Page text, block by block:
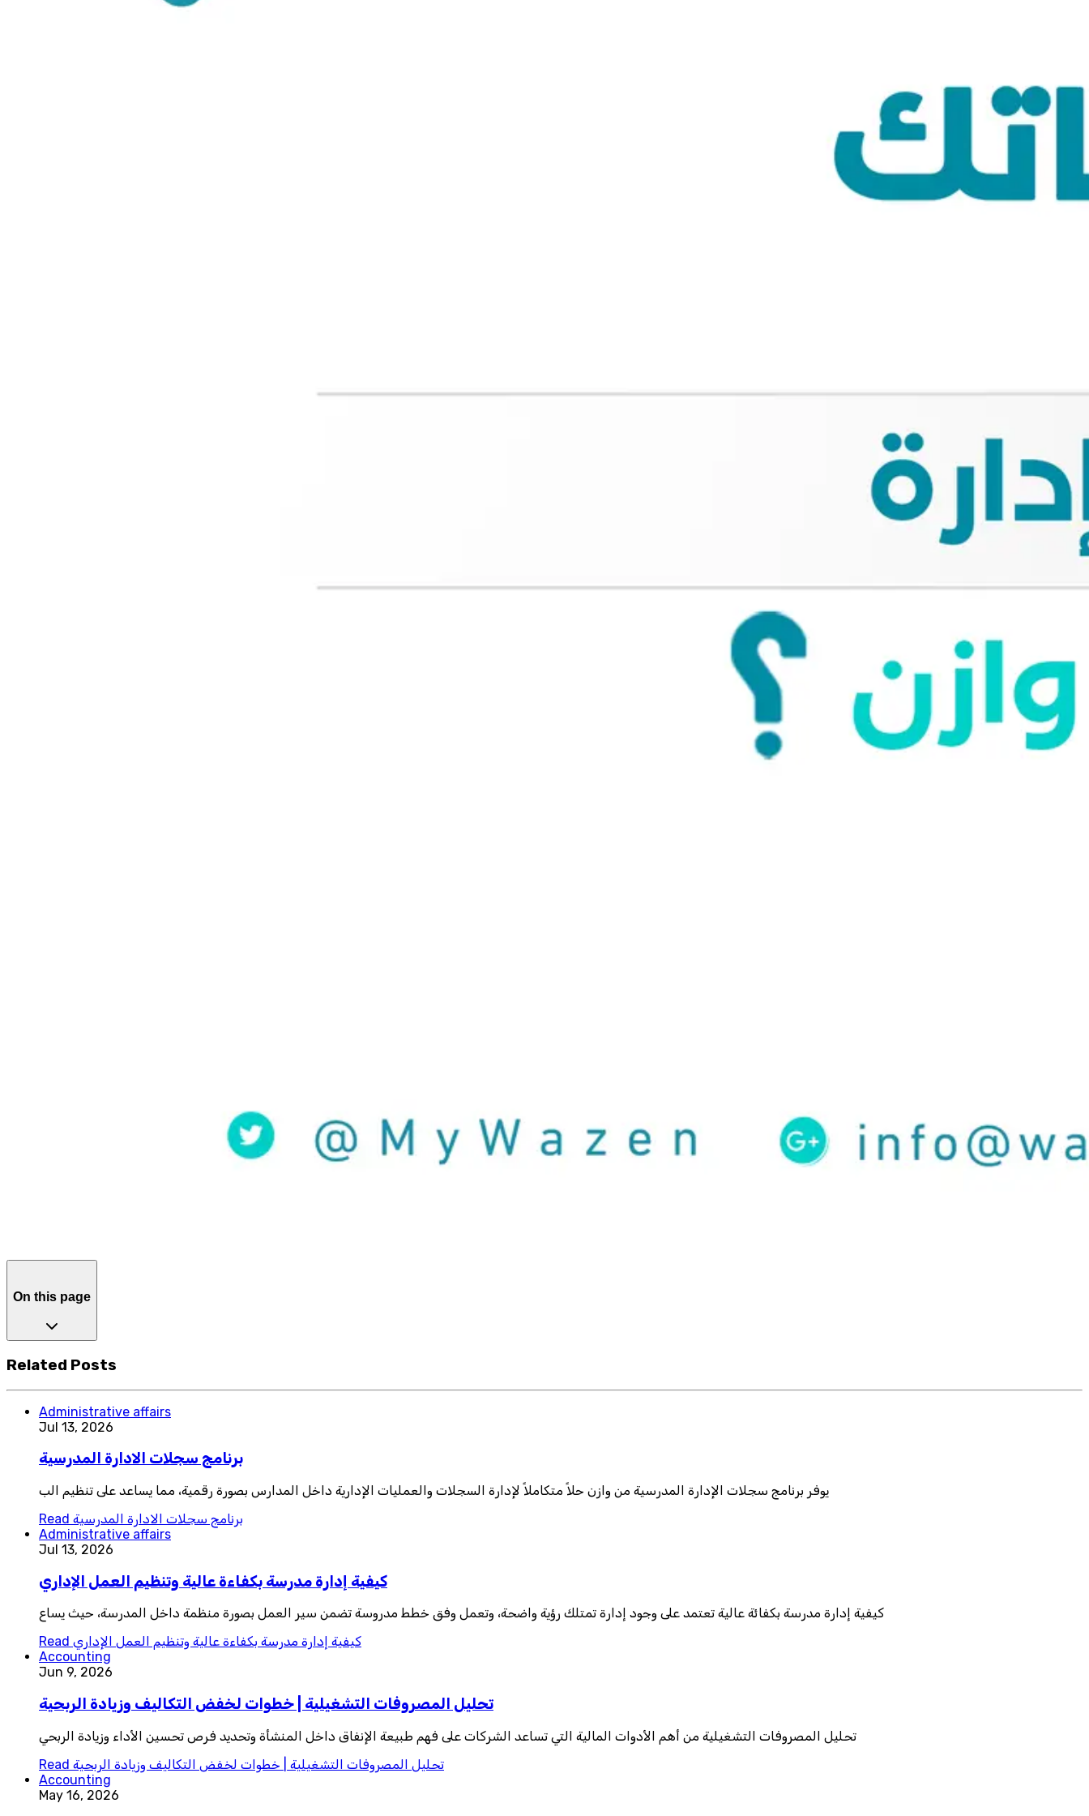
On this page
Related Posts
Administrative affairs
Jul 13, 2026
برنامج سجلات الادارة المدرسية
يوفر برنامج سجلات الإدارة المدرسية من وازن حلاً متكاملاً لإدارة السجلات والعمليات الإدارية داخل المدارس بصورة رقمية، مما يساعد على تنظيم الب
Read برنامج سجلات الادارة المدرسية
Administrative affairs
Jul 13, 2026
كيفية إدارة مدرسة بكفاءة عالية وتنظيم العمل الإداري
كيفية إدارة مدرسة بكفائة عالية تعتمد على وجود إدارة تمتلك رؤية واضحة، وتعمل وفق خطط مدروسة تضمن سير العمل بصورة منظمة داخل المدرسة، حيث يساع
Read كيفية إدارة مدرسة بكفاءة عالية وتنظيم العمل الإداري
Accounting
Jun 9, 2026
تحليل المصروفات التشغيلية | خطوات لخفض التكاليف وزيادة الربحية
تحليل المصروفات التشغيلية من أهم الأدوات المالية التي تساعد الشركات على فهم طبيعة الإنفاق داخل المنشأة وتحديد فرص تحسين الأداء وزيادة الربحي
Read تحليل المصروفات التشغيلية | خطوات لخفض التكاليف وزيادة الربحية
Accounting
May 16, 2026